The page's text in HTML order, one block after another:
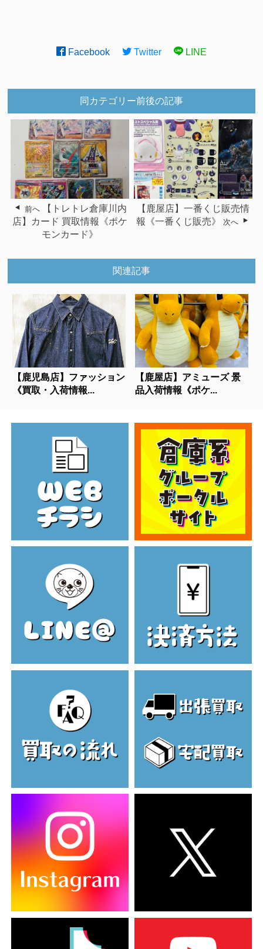
Facebook Twitter LINE
同カテゴリー前後の記事
前へ
【トレトレ倉庫川内
店】カード 買取情報《ポケ
モンカード》
【鹿屋店】一番くじ販売情
報《一番くじ販売》
次へ
関連記事
【鹿児島店】ファッション
《買取・入荷情報...
【鹿屋店】アミューズ 景
品入荷情報《ポケ...